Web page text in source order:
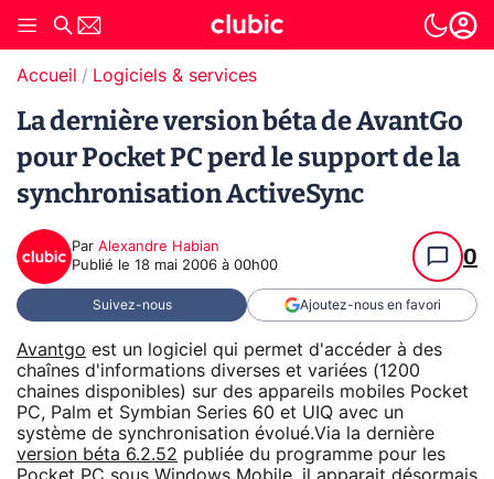
Accueil Logiciels & services
La dernière version béta de AvantGo
pour Pocket PC perd le support de la
synchronisation ActiveSync
Par Alexandre Habian
Publié le 18 mai 2006 à 00h00 0
Suivez-nous Ajoutez-nous en favori
Avantgo est un logiciel qui permet d'accéder à des
chaînes d'informations diverses et variées (1200
chaines disponibles) sur des appareils mobiles Pocket
PC, Palm et Symbian Series 60 et UIQ avec un
système de synchronisation évolué.Via la dernière
version béta 6.2.52 publiée du programme pour les
Pocket PC sous Windows Mobile, il apparait désormais